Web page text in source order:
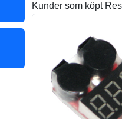
Kunder som köpt